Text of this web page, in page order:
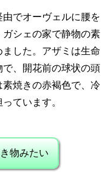
でオーヴェルに腰を
シェの家で静物の素
した。アザミは生命
、開花前の球状の頭
焼きの赤褐色で、冷
ています。
物みたい